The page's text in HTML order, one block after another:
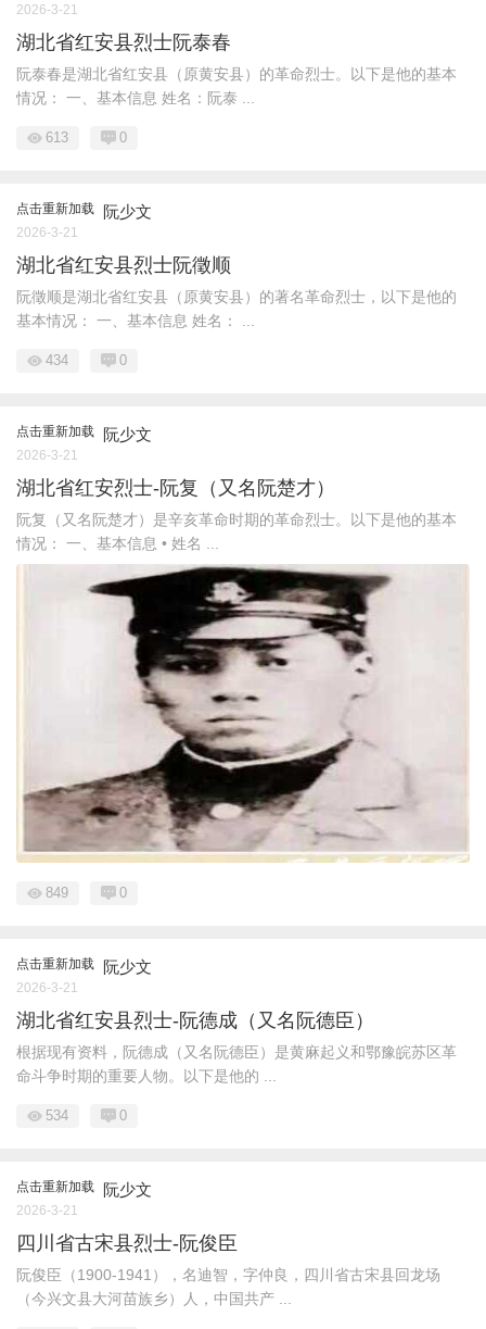
2026-3-21
湖北省红安县烈士阮泰春
阮泰春是湖北省红安县（原黄安县）的革命烈士。以下是他的基本
情况： 一、基本信息 姓名：阮泰 ...
613 0
点击重新加载 阮少文
2026-3-21
湖北省红安县烈士阮徵顺
阮徵顺是湖北省红安县（原黄安县）的著名革命烈士，以下是他的
基本情况： 一、基本信息 姓名： ...
434 0
点击重新加载 阮少文
2026-3-21
湖北省红安烈士-阮复（又名阮楚才）
阮复（又名阮楚才）是辛亥革命时期的革命烈士。以下是他的基本
情况： 一、基本信息 • 姓名 ...
849 0
点击重新加载 阮少文
2026-3-21
湖北省红安县烈士-阮德成（又名阮德臣）
根据现有资料，阮德成（又名阮德臣）是黄麻起义和鄂豫皖苏区革
命斗争时期的重要人物。以下是他的 ...
534 0
点击重新加载 阮少文
2026-3-21
四川省古宋县烈士-阮俊臣
阮俊臣（1900-1941），名迪智，字仲良，四川省古宋县回龙场
（今兴文县大河苗族乡）人，中国共产 ...